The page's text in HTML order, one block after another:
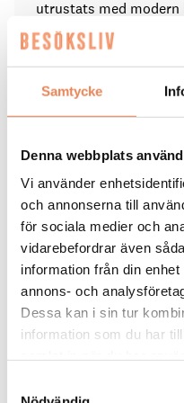
Samtycke
Denna webbplats
Vi använder
och annonserna till
för sociala medier och
vidarebefordrar även
information från din
annons- och
Dessa kan i sin tur
information som du har
utrustats med
Lobby, korridorer och
genomgång med fokus
fängelsehistorik.
Elbilsladdare har
Byggnaden fungerade
mellan 1847 och
källaren har bevarats
besökare.
Taggar
HOME HOTEL BILAN